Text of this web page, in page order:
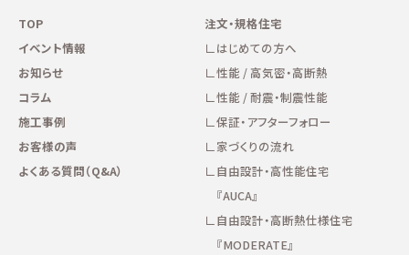
TOP
イベント情報
お知らせ
コラム
施工事例
お客様の声
よくある質問（Q&A）
注文・規格住宅
はじめての方へ
性能 / 高気密・高断熱
性能 / 耐震・制震性能
保証・アフターフォロー
家づくりの流れ
自由設計・高性能住宅
『AUCA』
自由設計・高断熱仕様住宅
『MODERATE』